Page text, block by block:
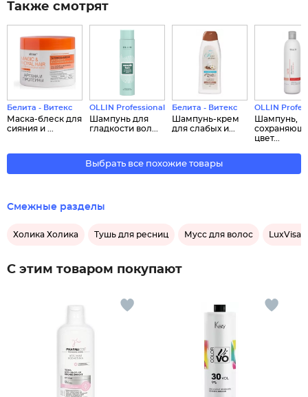
Также смотрят
Белита - Витекс
Маска-блеск для
сияния и ...
OLLIN Professional
Шампунь для
гладкости вол...
Белита - Витекс
Шампунь-крем
для слабых и...
OLLIN
Шампунь,
цвет...
Выбрать все похожие товары
Смежные разделы
Холика Холика Тушь для ресниц Мусс для волос
С этим товаром покупают